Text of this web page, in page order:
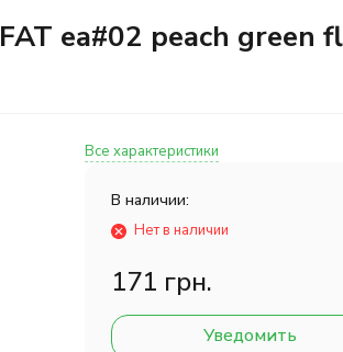
ea#02 peach green
Все характеристики
В наличии:
Нет в наличии
171 грн.
Уведомить